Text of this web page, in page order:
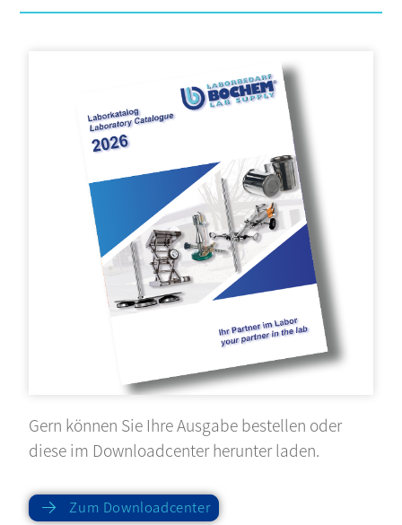
Gern können Sie Ihre Ausgabe bestellen oder
diese im Downloadcenter herunter laden.
Zum Downloadcenter